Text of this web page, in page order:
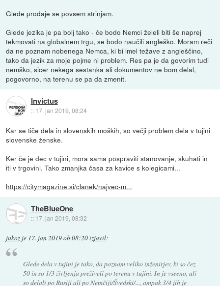
Glede prodaje se povsem strinjam.
Glede jezika je pa bolj tako - če bodo Nemci želeli biti še naprej
tekmovati na globalnem trgu, se bodo naučili angleško. Moram reči
da ne poznam nobenega Nemca, ki bi imel težave z angleščino,
tako da jezik za moje pojme ni problem. Res pa je da govorim tudi
nemško, sicer nekega sestanka ali dokumentov ne bom delal,
pogovorno, na terenu se pa da zmenit.
Invictus
:: 17. jan 2019, 08:24
Kar se tiče dela in slovenskih moških, so večji problem dela v tujini
slovenske ženske.
Ker če je dec v tujini, mora sama pospraviti stanovanje, skuhati in
iti v trgovini. Tako zmanjka časa za kavice s kolegicami...
https://citymagazine.si/clanek/najvec-m...
TheBlueOne
:: 17. jan 2019, 08:32
jukoz je 17. jan 2019 ob 08:20izjavil:
Glede dela v tujini je tako, da poznam veliko inženirjev, ki so čez
50 in so 1/3 življenja preživeli po terenu v tujini. In je vseeno, ali
so delali po Rusiji ali po Nemčiji/Švedski/..., ampak 3/4 jih je